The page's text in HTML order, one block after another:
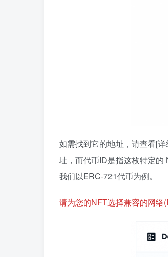
如需找到它的地址，请查看[
址，而代币ID是指这枚特定的
我们以ERC-721代币为例。
请为您的NFT选择兼容的网络